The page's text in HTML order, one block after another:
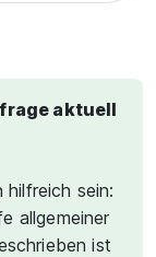
aktuell
sein:
allgemeiner
ist